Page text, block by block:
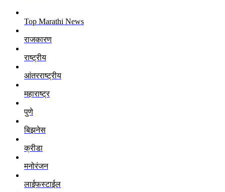
Top Marathi News
राजकारण
राष्ट्रीय
आंतरराष्ट्रीय
महाराष्ट्र
पुणे
बिझनेस
क्रीडा
मनोरंजन
लाईफस्टाईल